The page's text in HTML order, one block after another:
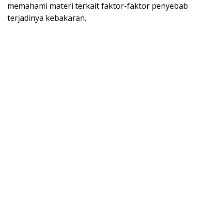
memahami materi terkait faktor-faktor penyebab
terjadinya kebakaran.